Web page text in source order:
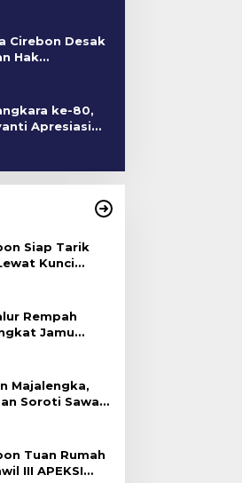
Cirebon Desak
Hak
ke-80,
Apresiasi
Siap Tarik
Kunci
Rempah
Jamu
Majalengka,
Soroti Sawah
Tuan Rumah
III APEKSI